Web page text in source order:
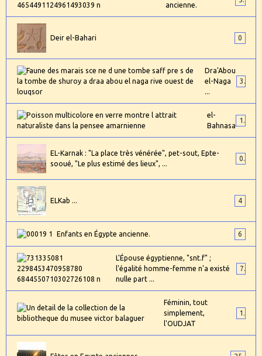
ancienne.
Deir el-Bahari 0
Dra'Abou
el-Naga
el-
Bahnasa
EL-Karnak : "La place très vénérée", pet-sout, Epte-
sooué, "Le plus estimé des lieux", ...
ELKab ... 4
Enfants en Égypte ancienne. 6
L'Épouse égyptienne, "snt.f" ;
l'égalité homme-femme n'a existé
nulle part ...
7
Féminin, tout
simplement,
l'OUDJAT
1